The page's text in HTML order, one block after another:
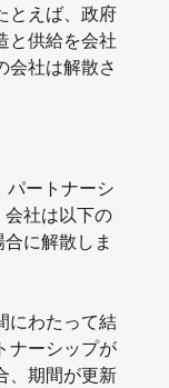
とえば、政府
と供給を会社
会社は解散さ
パートナーシ
社は以下の
に解散しま
にわたって結
ナーシップが
、期間が更新